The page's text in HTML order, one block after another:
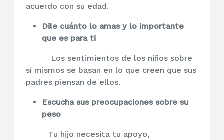
acuerdo con su edad.
Dile cuánto lo amas y lo importante
que es para ti
Los sentimientos de los niños sobre
sí mismos se basan en lo que creen que sus
padres piensan de ellos.
Escucha sus preocupaciones sobre su
peso
Tu hijo necesita tu apoyo,